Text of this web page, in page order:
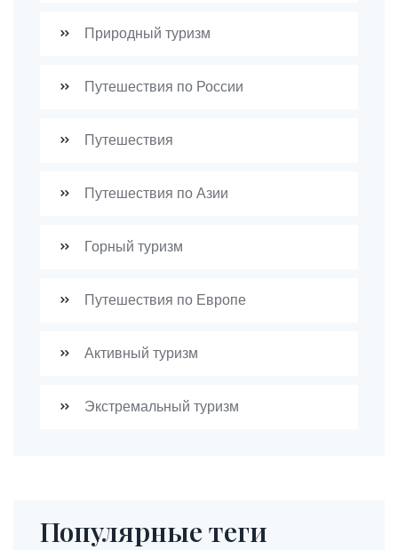
Природный туризм
Путешествия по России
Путешествия
Путешествия по Азии
Горный туризм
Путешествия по Европе
Активный туризм
Экстремальный туризм
Популярные теги